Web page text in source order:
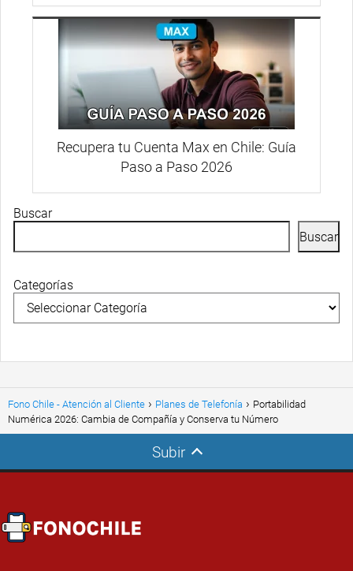
Recupera tu Cuenta Max en Chile: Guía
Paso a Paso 2026
Buscar
Buscar
Categorías
Fono Chile - Atención al Cliente Planes de Telefonía
Portabilidad
Numérica 2026: Cambia de Compañía y Conserva tu Número
Subir